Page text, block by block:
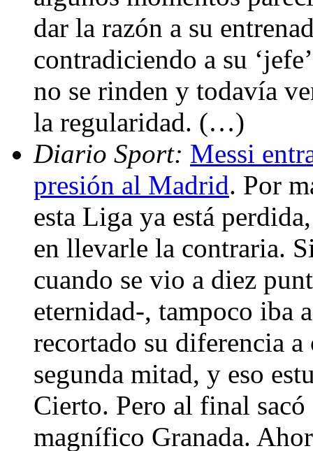
dar la razón a su
contradiciendo a su
no se rinden y todavía
la regularidad. (…)
Diario Sport: Messi
presión al Madrid. Por
esta Liga ya está
en llevarle la contraria.
cuando se vio a diez
eternidad-, tampoco iba
recortado su diferencia
segunda mitad, y eso
Cierto. Pero al final
magnífico Granada.